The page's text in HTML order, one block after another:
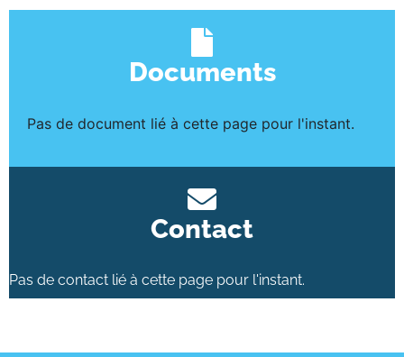
Documents
Pas de document lié à cette page pour l'instant.
Contact
Pas de contact lié à cette page pour l'instant.